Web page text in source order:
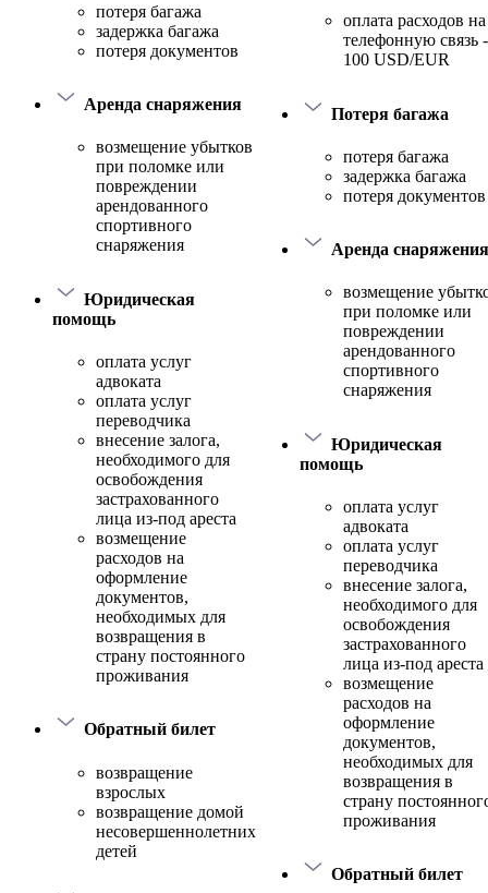
потеря багажа
задержка багажа
потеря документов
Аренда снаряжения
возмещение убытков
при поломке или
повреждении
арендованного
спортивного
снаряжения
Юридическая
помощь
оплата услуг
адвоката
оплата услуг
переводчика
внесение залога,
необходимого для
освобождения
застрахованного
лица из-под ареста
возмещение
расходов на
оформление
документов,
необходимых для
возвращения в
страну постоянного
проживания
Обратный билет
возвращение
взрослых
возвращение домой
несовершеннолетних
детей
оплата расходов на
телефонную связь -
100 USD/EUR
Потеря багажа
потеря багажа
задержка багажа
потеря документов
Аренда снаряжения
возмещение
при поломке или
повреждении
арендованного
спортивного
снаряжения
Юридическая
помощь
оплата услуг
адвоката
оплата услуг
переводчика
внесение залога,
необходимого для
освобождения
застрахованного
лица из-под ареста
возмещение
расходов на
оформление
документов,
необходимых для
возвращения в
страну
проживания
Обратный билет